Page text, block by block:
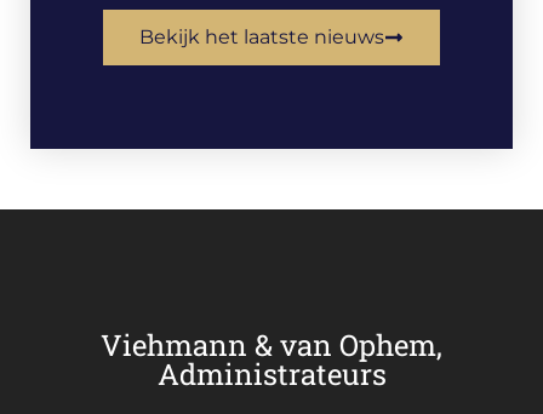
Bekijk het laatste nieuws
Viehmann & van Ophem,
Administrateurs